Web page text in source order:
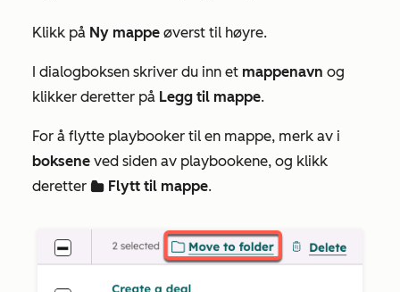
Klikk på Ny mappe øverst til høyre.
I dialogboksen skriver du inn et mappenavn og
klikker deretter på Legg til mappe.
For å flytte playbooker til en mappe, merk av i
boksene ved siden av playbookene, og klikk
deretter folder Flytt til mappe.